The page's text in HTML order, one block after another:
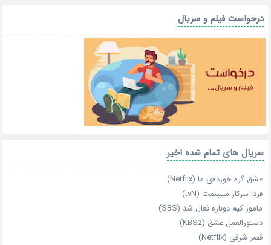
درخواست فیلم و سریال
سریال های تمام شده اخیر
عشق گره خورده‌ی ما (Netflix)
فردا سرکار میبینمت (tvN)
مامور کیم دوباره فعال شد (SBS)
دستورالعمل عشق (KBS2)
قصر شرقی (Netflix)